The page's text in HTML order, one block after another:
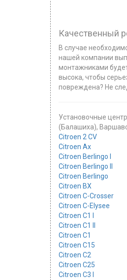
Качественный
В случае
нашей компании
монтажниками
высока, чтобы
повреждена? Не
Установочные
(Балашиха),
Citroen 2 CV
Citroen Ax
Citroen Berlingo I
Citroen Berlingo II
Citroen Berlingo
Citroen BX
Citroen C-Crosser
Citroen C-Elysee
Citroen C1 I
Citroen C1 II
Citroen C1
Citroen C15
Citroen C2
Citroen C25
Citroen C3 I